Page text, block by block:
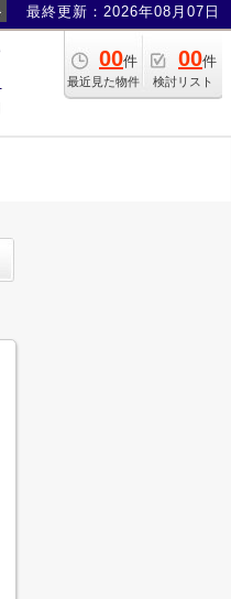
最終更新：2026年08月07日
00件
最近見た物件
00件
検討リスト